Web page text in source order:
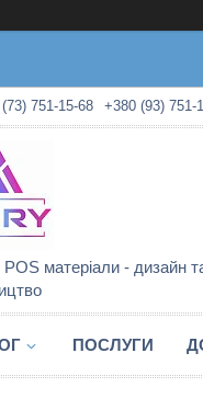
751-15-68 +380 (93) 751-
матеріали - дизайн
ПОСЛУГИ